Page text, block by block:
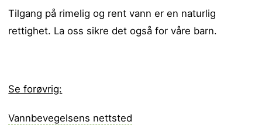
Tilgang på rimelig og rent vann er en naturlig
rettighet. La oss sikre det også for våre barn.
Se forøvrig:
Vannbevegelsens nettsted